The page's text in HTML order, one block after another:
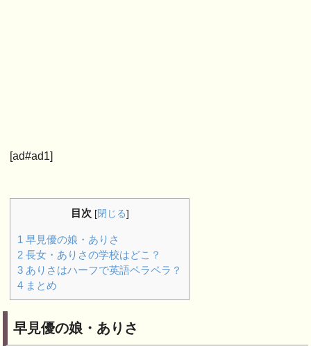
[ad#ad1]
目次 [閉じる]
1 早見優の娘・ありさ
2 長女・ありさの学校はどこ？
3 ありさはハーフで英語ペラペラ？
4 まとめ
早見優の娘・ありさ